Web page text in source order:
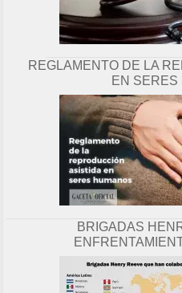
REGLAMENTO DE LA
EN SERES
BRIGADAS